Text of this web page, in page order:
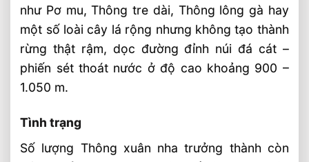
như Pơ mu, Thông tre dài, Thông lông gà hay
một số loài cây lá rộng nhưng không tạo thành
rừng thật rậm, dọc đường đỉnh núi đá cát –
phiến sét thoát nước ở độ cao khoảng 900 –
1.050 m.
Tình trạng
Số lượng Thông xuân nha trưởng thành còn